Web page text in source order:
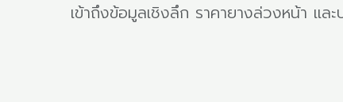
เข้าถึงข้อมูลเชิงลึก ราคายางล่วงหน้า แล